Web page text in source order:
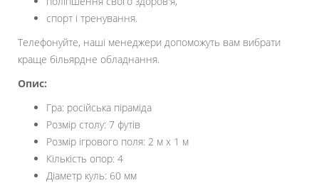
спорт і тренування.
Телефонуйте, наші менеджери допоможуть вам вибрати
краще більярдне обладнання.
Опис:
Гра: російська піраміда
Розмір столу: 7 футів
Розмір ігрового поля: 2 м х 1 м
Кількість опор: 4
Діаметр куль: 60 мм